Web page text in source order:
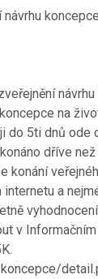
na
do 5ti dnů ode
dříve
konání
internetu a
v